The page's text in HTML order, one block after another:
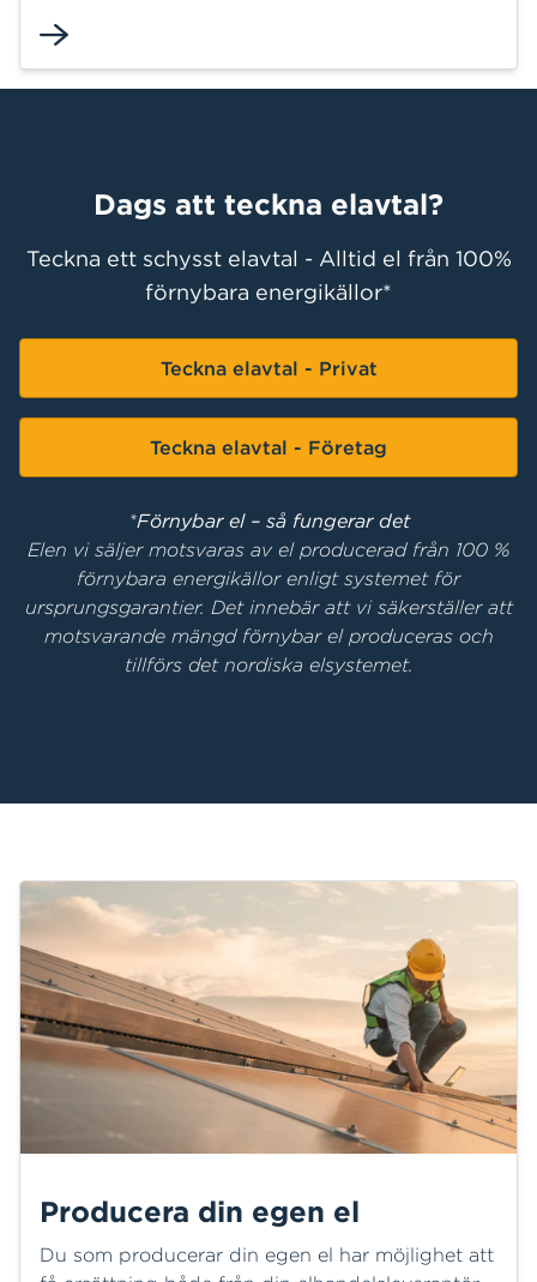
Dags att teckna elavtal?
Teckna ett schysst elavtal - Alltid el från 100%
förnybara energikällor*
Teckna elavtal - Privat
Teckna elavtal - Företag
*Förnybar el – så fungerar det
Elen vi säljer motsvaras av el producerad från 100 %
förnybara energikällor enligt systemet för
ursprungsgarantier. Det innebär att vi säkerställer att
motsvarande mängd förnybar el produceras och
tillförs det nordiska elsystemet.
Producera din egen el
Du som producerar din egen el har möjlighet att